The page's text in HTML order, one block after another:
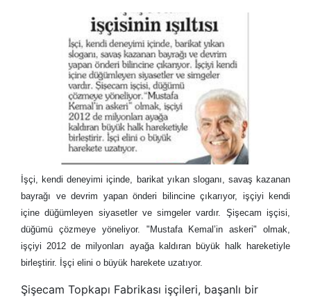
İşçi, kendi deneyimi içinde, barikat yıkan sloganı, savaş kazanan
bayrağı ve devrim yapan önderi bilincine çıkarıyor, işçiyi kendi
içine düğümleyen siyasetler ve simgeler vardır. Şişecam işçisi,
düğümü çözmeye yöneliyor. "Mustafa Kemal’in askeri" olmak,
işçiyi 2012 de milyonları ayağa kaldıran büyük halk hareketiyle
birleştirir. İşçi elini o büyük harekete uzatıyor.
Şişecam Topkapı Fabrikası işçileri, başanlı bir